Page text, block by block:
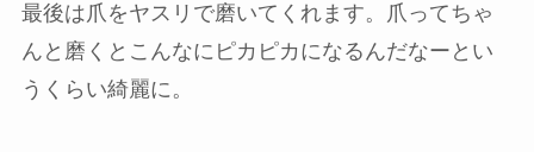
最後は爪をヤスリで磨いてくれます。爪ってちゃ
んと磨くとこんなにピカピカになるんだなーとい
うくらい綺麗に。